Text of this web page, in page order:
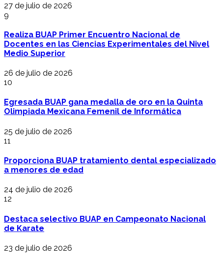
27 de julio de 2026
9
Realiza BUAP Primer Encuentro Nacional de
Docentes en las Ciencias Experimentales del Nivel
Medio Superior
26 de julio de 2026
10
Egresada BUAP gana medalla de oro en la Quinta
Olimpiada Mexicana Femenil de Informática
25 de julio de 2026
11
Proporciona BUAP tratamiento dental especializado
a menores de edad
24 de julio de 2026
12
Destaca selectivo BUAP en Campeonato Nacional
de Karate
23 de julio de 2026